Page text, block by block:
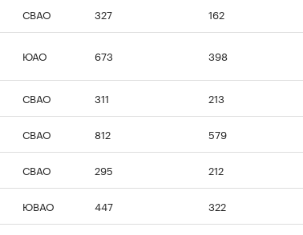
00:00
СВАО 327 162
ЮАО 673 398
СВАО 311 213
СВАО 812 579
СВАО 295 212
ЮВАО 447 322